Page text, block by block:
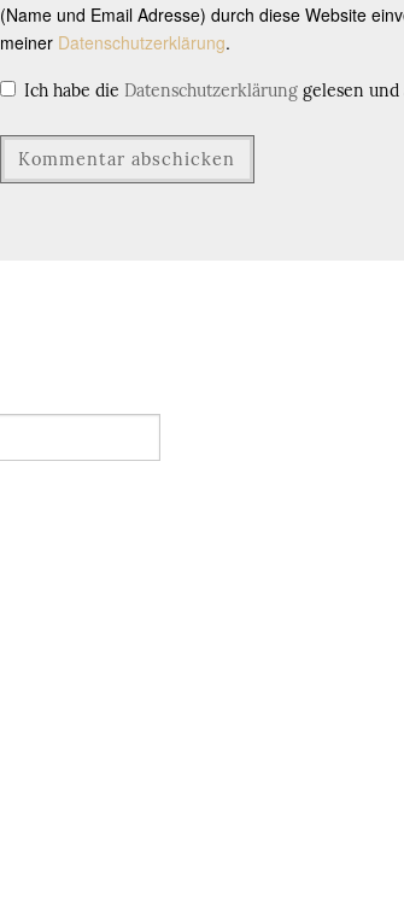
(Name und Email Adresse) durch diese Website
meiner Datenschutzerklärung.
Ich habe die Datenschutzerklärung gelesen